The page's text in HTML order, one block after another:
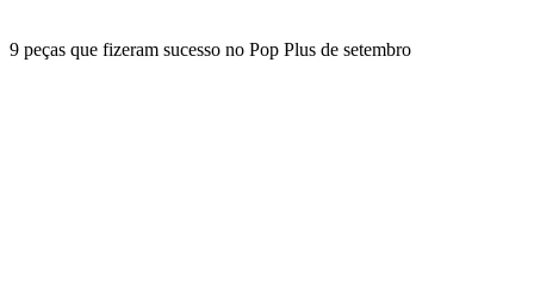
9 peças que fizeram sucesso no Pop Plus de setembro